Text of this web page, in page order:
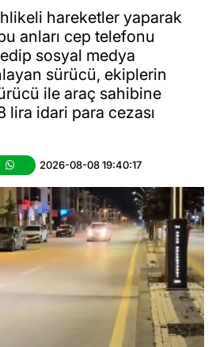
hareketler yaparak
anları cep telefonu
sosyal medya
sürücü, ekiplerin
ile araç sahibine
idari para cezası
2026-08-08 19:40:17